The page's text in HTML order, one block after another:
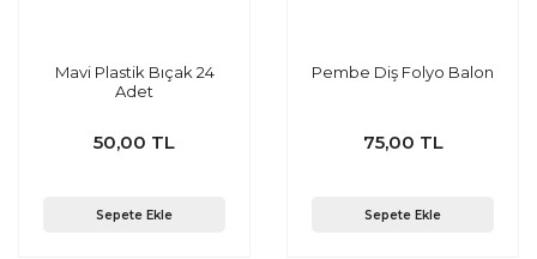
Mavi Plastik Bıçak 24
Adet
50,00 TL
Sepete Ekle
Pembe Diş Folyo Balon
75,00 TL
Sepete Ekle